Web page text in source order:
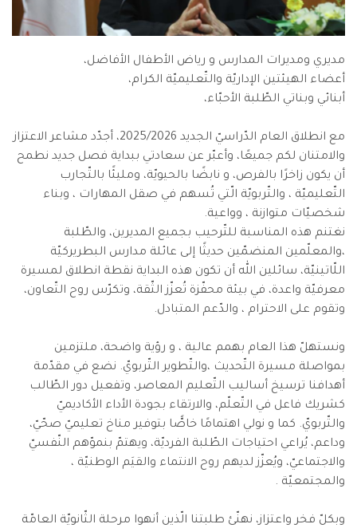
مديري ومديرات المدارس و رياض الأطفال الأفاضل،
أعضاء الهيئتين الإداريّة والتّعليميّة الكرام،
أبنائي وبناتي الطّلبة الأحبّاء،
مع انطلاق العام الدّراسيّ الجديد 2025/2026، أجدّد مشاعر الاعتزاز
والامتنان لكم جميعًا، وأعبّر عن سعادتي ببداية فصل جديد نطمح
أن يكون زاخرًا بالفرص، و نابضًا بالحيويّة، ومليئًا بالتّجارب
التّعليميّة ، والتّربويّة الّتي تُسهم في صقل المهارات ، وبناء
شخصيّات متوازنة ، وواعية.
نغتنم هذه المناسبة للتّرحيب بجميع المديرين، والطّلبة
،والمعلّمين المنضمّين حديثًا إلى عائلة مدارس البطريركيّة
اللّاتينيّة، سائلين الله أن تكون هذه البداية نقطة انطلاق لمسيرة
معرفيّة واعدة، في بيئة محفّزة تُعزّز الثّقة، وتكرّس روح التّعاون،
وتقوم على الاحترام ، والدّعم المتبادل.
ونستهلّ هذا العام بهمم عالية ، و رؤية واضحة، ملتزمين
بمواصلة مسيرة التّحديث ،والتّطوير التّربويّ. نضع في مقدّمة
أهدافنا ترسيخ أساليب التّعليم المعاصر، وتفعيل دور الطّالب
كشريك فاعل في التّعلّم، والارتقاء بجودة الأداء الأكاديميّ
والتّربويّ. كما و نولي اهتمامًا خاصًّا بتوفير مناخ تعليميّ صحّيّ،
وداعم، يُراعي احتياجات الطّلبة الفرديّة، ويهتمّ بنموّهم النّفسيّ
والاجتماعيّ، ويُعزّز لديهم روح الانتماء والقيَم الوطنيّة ،
والمجتمعيّة .
وبكلّ فخر واعتزاز، نهنّئ طلبتنا الّذين أنهوا مرحلة الثّانويّة العامّة